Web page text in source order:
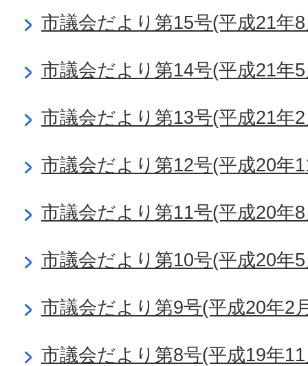
市議会だより第15号(平成21年
市議会だより第14号(平成21年
市議会だより第13号(平成21年
市議会だより第12号(平成20年
市議会だより第11号(平成20年
市議会だより第10号(平成20年
市議会だより第9号(平成20年2
市議会だより第8号(平成19年